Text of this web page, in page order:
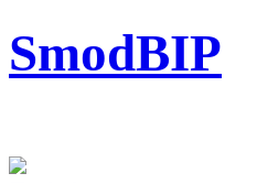
SmodBIP